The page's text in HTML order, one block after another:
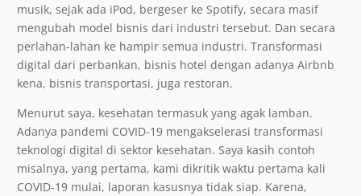
musik, sejak ada iPod, bergeser ke Spotify, secara masif
mengubah model bisnis dari industri tersebut. Dan secara
perlahan-lahan ke hampir semua industri. Transformasi
digital dari perbankan, bisnis hotel dengan adanya Airbnb
kena, bisnis transportasi, juga restoran.
Menurut saya, kesehatan termasuk yang agak lamban.
Adanya pandemi COVID-19 mengakselerasi transformasi
teknologi digital di sektor kesehatan. Saya kasih contoh
misalnya, yang pertama, kami dikritik waktu pertama kali
COVID-19 mulai, laporan kasusnya tidak siap. Karena,